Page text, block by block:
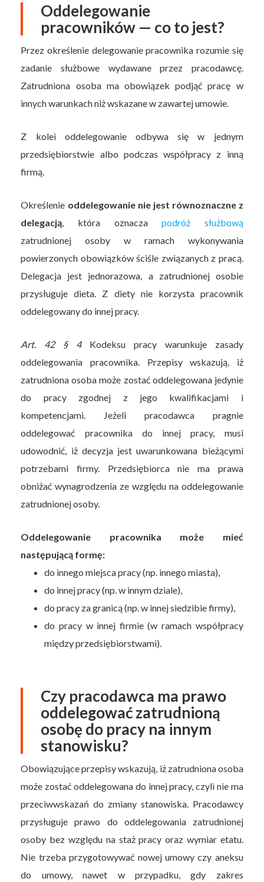
Oddelegowanie
pracowników — co to jest?
Przez określenie delegowanie pracownika rozumie się
zadanie służbowe wydawane przez pracodawcę.
Zatrudniona osoba ma obowiązek podjąć pracę w
innych warunkach niż wskazane w zawartej umowie.
Z kolei oddelegowanie odbywa się w jednym
przedsiębiorstwie albo podczas współpracy z inną
firmą.
Określenie oddelegowanie nie jest równoznaczne z
delegacją , która oznaczapodróż służbową
zatrudnionej osoby w ramach wykonywania
powierzonych obowiązków ściśle związanych z pracą.
Delegacja jest jednorazowa, a zatrudnionej osobie
przysługuje dieta. Z diety nie korzysta pracownik
oddelegowany do innej pracy.
Art. 42 § 4Kodeksu pracy warunkuje zasady
oddelegowania pracownika. Przepisy wskazują, iż
zatrudniona osoba może zostać oddelegowana jedynie
do pracy zgodnej z jego kwalifikacjami i
kompetencjami. Jeżeli pracodawca pragnie
oddelegować pracownika do innej pracy, musi
udowodnić, iż decyzja jest uwarunkowana bieżącymi
potrzebami firmy. Przedsiębiorca nie ma prawa
obniżać wynagrodzenia ze względu na oddelegowanie
zatrudnionej osoby.
Oddelegowanie pracownika może mieć
następującą formę:
do innego miejsca pracy (np. innego miasta),
do innej pracy (np. w innym dziale),
do pracy za granicą (np. w innej siedzibie firmy),
do pracy w innej firmie (w ramach współpracy
między przedsiębiorstwami).
Czy pracodawca ma prawo
oddelegować zatrudnioną
osobę do pracy na innym
stanowisku?
Obowiązujące przepisy wskazują, iż zatrudniona osoba
może zostać oddelegowana do innej pracy, czyli nie ma
przeciwwskazań do zmiany stanowiska. Pracodawcy
przysługuje prawo do oddelegowania zatrudnionej
osoby bez względu na staż pracy oraz wymiar etatu.
Nie trzeba przygotowywać nowej umowy czy aneksu
do umowy, nawet w przypadku, gdy zakres